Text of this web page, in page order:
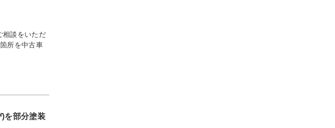
相談をいただ
所を中古車
を部分塗装